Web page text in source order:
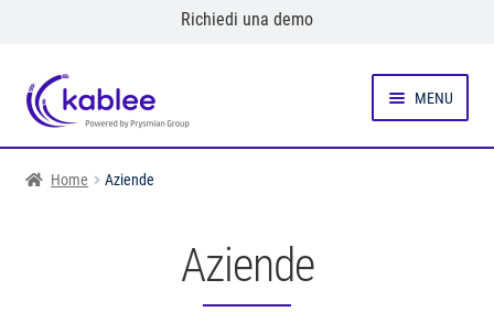
Richiedi una demo
Vai
alla
Vai
al
MENU
Prodotti
Home Aziende
Aziende